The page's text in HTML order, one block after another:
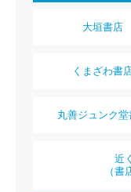
大垣書店
くまざわ書
丸善ジュンク堂
近
（書